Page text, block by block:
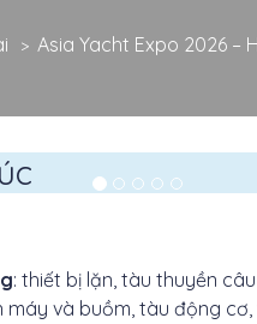
Asia Yacht Expo 2026 –
: thiết bị lặn, tàu thuyền
và buồm, tàu động cơ,